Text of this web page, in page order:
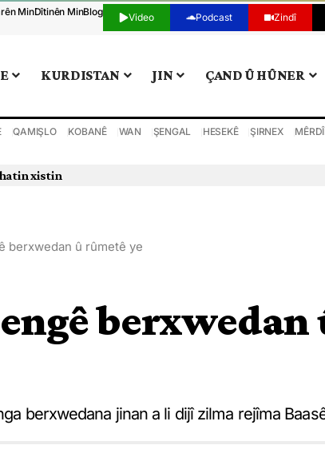
MinDîtinên MinBlog Video Podcast Zindî
KURDISTAN JIN ÇAND Û HÛNER
QAMIŞLO KOBANÊ WAN ŞENGAL HESEKÊ ŞIRNEX
xistin
berxwedan û rûmetê ye
berxwedan
berxwedana jinan a li dijî zilma rejîma